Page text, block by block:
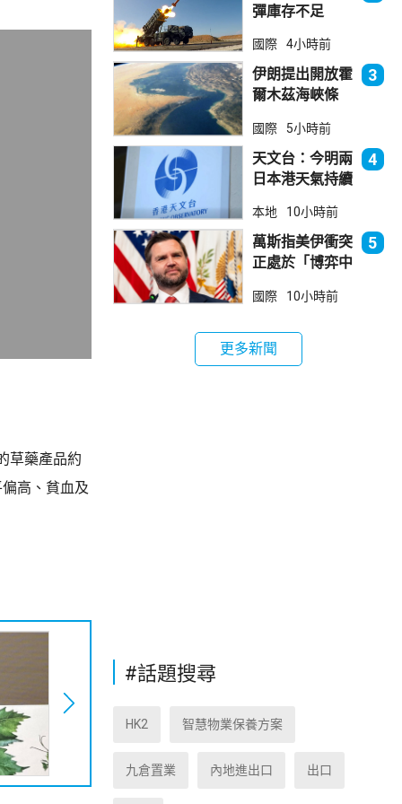
草藥產品約
高、貧血及
彈庫存不足
長促加快生產武
器
國際 4小時前
伊朗提出開放霍
爾木茲海峽條
賠償等
3
國際 5小時前
天文台：今明兩
日本港天氣持續
4
本地 10小時前
萬斯指美伊衝突
正處於「博弈中
5
國際 10小時前
更多新聞
#話題搜尋
HK2 智慧物業保養方案
九倉置業 內地進出口 出口